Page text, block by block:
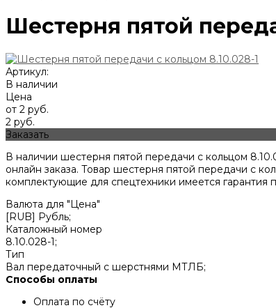
Шестерня пятой
Артикул:
В наличии
Цена
от 2 руб.
2 руб.
Заказать
В наличии шестерня пятой передачи с кольцом
онлайн заказа. Товар шестерня пятой передачи с
комплектующие для спецтехники имеется гарантия
Валюта для "Цена"
[RUB] Рубль;
Каталожный номер
8.10.028-1;
Тип
Вал передаточный с шерстнями МТЛБ;
Способы оплаты
Оплата по счёту